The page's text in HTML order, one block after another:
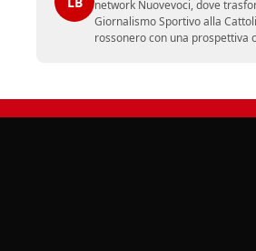
network Nuovevoci, dove
Giornalismo Sportivo alla
rossonero con una prospettiva